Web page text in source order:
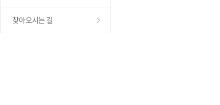
찾아오시는 길